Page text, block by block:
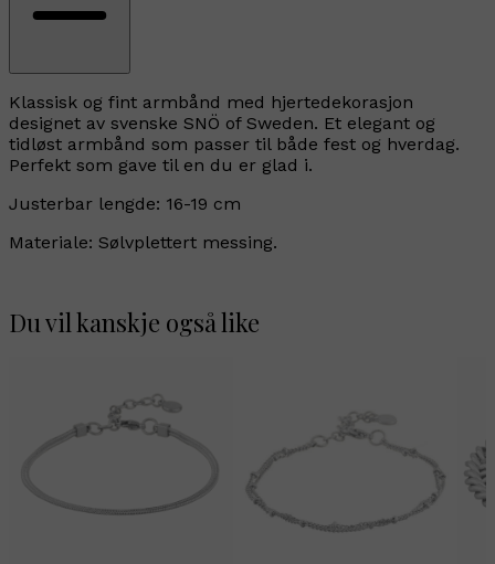
Klassisk og fint armbånd med hjertedekorasjon
designet av svenske SNÖ of Sweden. Et elegant og
tidløst armbånd som passer til både fest og hverdag.
Perfekt som gave til en du er glad i.
Justerbar lengde: 16-19 cm
Materiale: Sølvplettert messing.
Du vil kanskje også like